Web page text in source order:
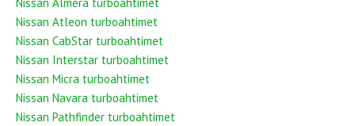
Nissan Atleon turboahtimet
Nissan CabStar turboahtimet
Nissan Interstar turboahtimet
Nissan Micra turboahtimet
Nissan Navara turboahtimet
Nissan Pathfinder turboahtimet